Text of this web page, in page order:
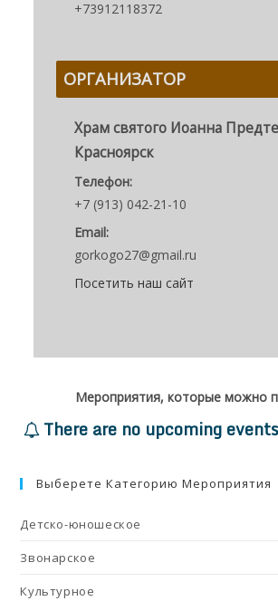
+73912118372
ОРГАНИЗАТОР
Храм святого Иоанна
Красноярск
Телефон:
+7 (913) 042-21-10
Email:
gorkogo27@gmail.ru
Посетить наш сайт
Мероприятия, которые можно
There are no upcoming
Выберете Категорию Мероприятия
Детско-юношеское
Звонарское
Культурное